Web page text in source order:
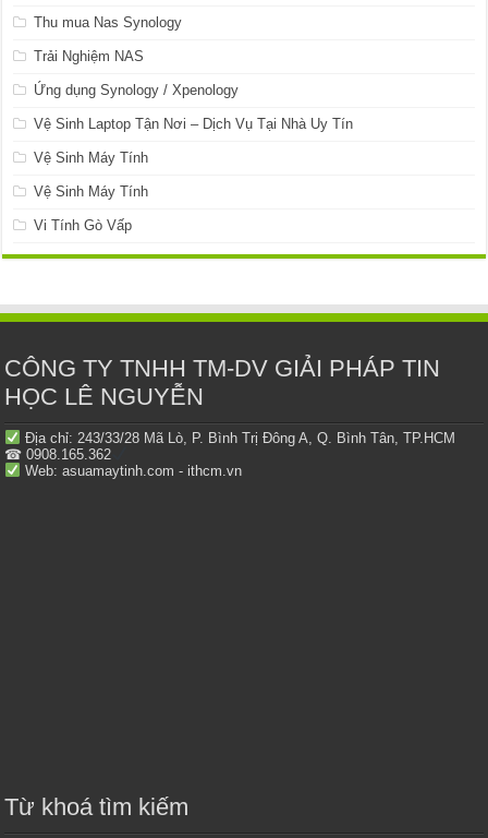
Thu mua Nas Synology
Trải Nghiệm NAS
Ứng dụng Synology / Xpenology
Vệ Sinh Laptop Tận Nơi – Dịch Vụ Tại Nhà Uy Tín
Vệ Sinh Máy Tính
Vệ Sinh Máy Tính
Vi Tính Gò Vấp
CÔNG TY TNHH TM-DV GIẢI PHÁP TIN
HỌC LÊ NGUYỄN
Địa chỉ: 243/33/28 Mã Lò, P. Bình Trị Đông A, Q. Bình Tân, TP.HCM
☎ 0908.165.362
Web: asuamaytinh.com - ithcm.vn
Từ khoá tìm kiếm